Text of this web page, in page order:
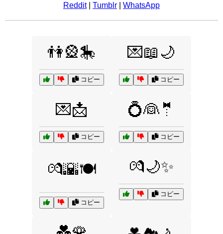
Reddit| Tumblr WhatsApp
👫🎡🎠
コピー
💌📖🌙
コピー
💌📩
コピー
💍👰🤵
コピー
💏🌇🍽️
コピー
💏🌙✨
コピー